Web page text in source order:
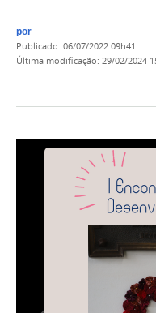
por
publicado: 06/07/2022 09h41
última modificação: 29/02/2024